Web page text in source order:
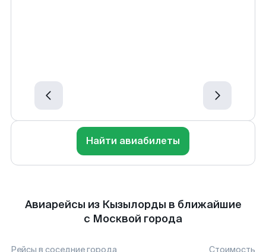
Найти авиабилеты
Авиарейсы из Кызылорды в ближайшие
с Москвой города
Рейсы в соседние города Стоимость